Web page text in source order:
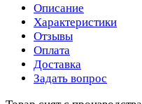
Описание
Характеристики
Отзывы
Оплата
Доставка
Задать вопрос